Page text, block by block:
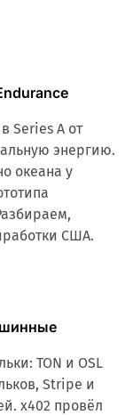
Series A от
энергию.
океана у
США.
TON и OSL
Stripe и
x402 провёл